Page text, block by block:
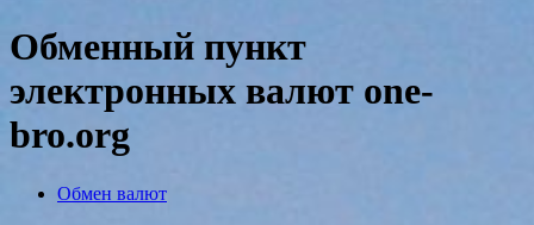
Обменный пункт
электронных валют one-
bro.org
Обмен валют